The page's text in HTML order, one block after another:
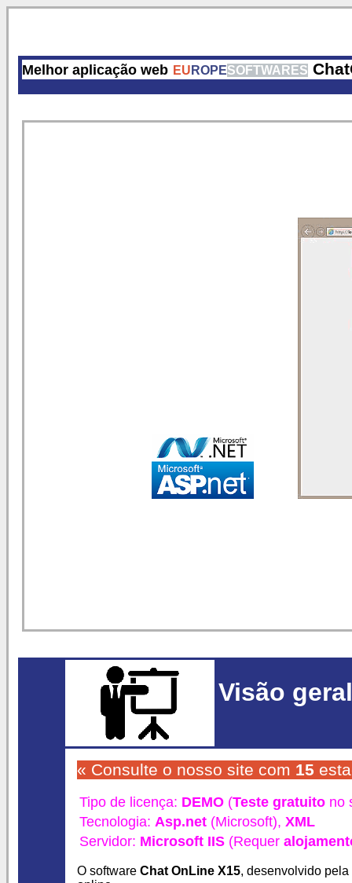
Melhor aplicação web EU ROPESOFTWARES
Visão
« Consulte o nosso site com 15
Tipo de licença: DEMO (Teste gratuito no
Tecnologia: Asp.net (Microsoft), XML
Servidor: Microsoft IIS (Requer
O software Chat OnLine X15, desenvolvido pela